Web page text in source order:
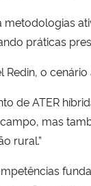
práticas
o
de ATER
mas
rural.”